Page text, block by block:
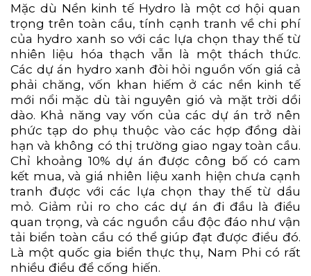
Mặc dù Nền kinh tế Hydro là một cơ hội quan
trọng trên toàn cầu, tính cạnh tranh về chi phí
của hydro xanh so với các lựa chọn thay thế từ
nhiên liệu hóa thạch vẫn là một thách thức.
Các dự án hydro xanh đòi hỏi nguồn vốn giá cả
phải chăng, vốn khan hiếm ở các nền kinh tế
mới nổi mặc dù tài nguyên gió và mặt trời dồi
dào. Khả năng vay vốn của các dự án trở nên
phức tạp do phụ thuộc vào các hợp đồng dài
hạn và không có thị trường giao ngay toàn cầu.
Chỉ khoảng 10% dự án được công bố có cam
kết mua, và giá nhiên liệu xanh hiện chưa cạnh
tranh được với các lựa chọn thay thế từ dầu
mỏ. Giảm rủi ro cho các dự án đi đầu là điều
quan trọng, và các nguồn cầu độc đáo như vận
tải biển toàn cầu có thể giúp đạt được điều đó.
Là một quốc gia biển thực thụ, Nam Phi có rất
nhiều điều để cống hiến.